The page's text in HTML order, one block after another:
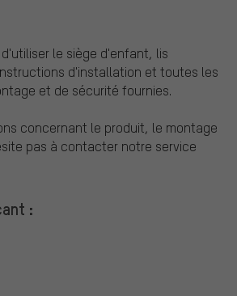
le siège d'enfant, lis
d'installation et toutes les
et de sécurité fournies.
concernant le produit, le montage
pas à contacter notre service
: